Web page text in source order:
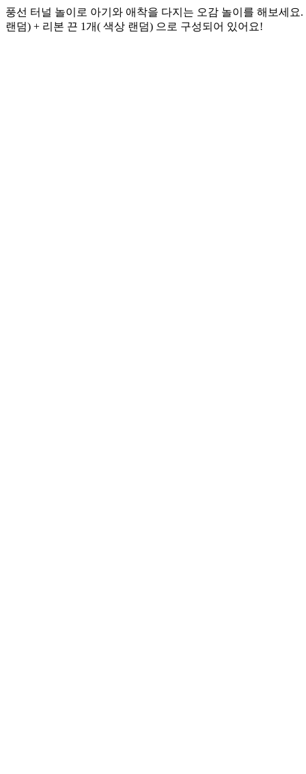
풍선 터널 놀이로 아기와 애착을 다지는 오감 놀이를 해보세
랜덤) + 리본 끈 1개( 색상 랜덤) 으로 구성되어 있어요!